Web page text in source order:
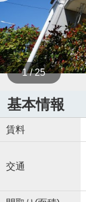
1 / 25
基本情報
賃料
交通